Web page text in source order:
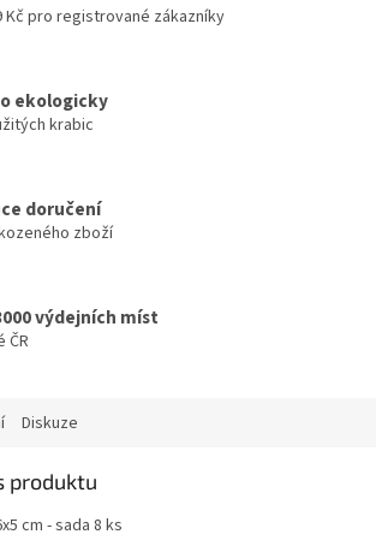
Kč pro registrované zákazníky
ekologicky
krabic
doručení
zboží
výdejních míst
ČR
Diskuze
produktu
cm - sada 8 ks